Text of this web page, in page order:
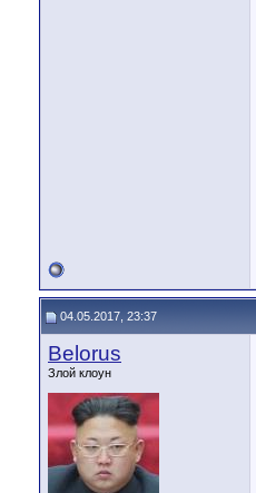
04.05.2017, 23:37
Belorus
Злой клоун